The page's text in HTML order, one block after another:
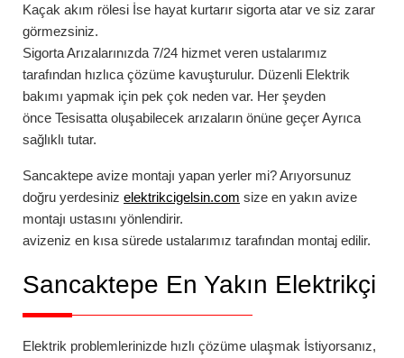
Kaçak akım rölesi İse hayat kurtarır sigorta atar ve siz zarar
görmezsiniz.
Sigorta Arızalarınızda 7/24 hizmet veren ustalarımız
tarafından hızlıca çözüme kavuşturulur. Düzenli Elektrik
bakımı yapmak için pek çok neden var. Her şeyden
önce Tesisatta oluşabilecek arızaların önüne geçer Ayrıca
sağlıklı tutar.
Sancaktepe avize montajı yapan yerler mi? Arıyorsunuz
doğru yerdesiniz elektrikcigelsin.com size en yakın avize
montajı ustasını yönlendirir.
avizeniz en kısa sürede ustalarımız tarafından montaj edilir.
Sancaktepe En Yakın Elektrikçi
Elektrik problemlerinizde hızlı çözüme ulaşmak İstiyorsanız,